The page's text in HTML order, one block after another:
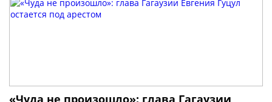
«Чуда не произошло»: глава Гагаузии